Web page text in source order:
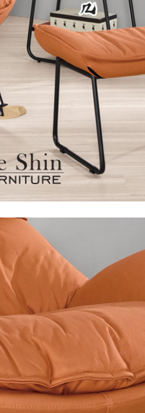
費
費
元
卓蘭鎮
數：5~14天
日當天以電話聯絡確認
部門固定公休無送貨｜
定每周(三)、(日)兩天收送貨
屏東、宜蘭、 花蓮、台東、金
區內等，或收貨地點搬運過於
權利。
吊車或其他的吊掛方式吊運，
成出貨15個工作天另行寄出，另
客服人員，我們將為您更換新
裝，床墊、床包、枕頭類產品
之完整性)，若未依照上述方式
螢幕的設定色差或解析度等因
運費及人資成本
，請您訂購前
，難免會有些許誤差值(約正負
通知客服人員(Line@ ID：
使之汙損破壞，恕無法辦理退換
貨，敬請見諒！
商品使用年限，因客人使用習慣
費用，需由消費者自行吸收(另
商品品質瑕疵問題於鑑賞期內
品一年保固之服務。
，商品均已最低價格售出
，且
留(訂單自動取消)。